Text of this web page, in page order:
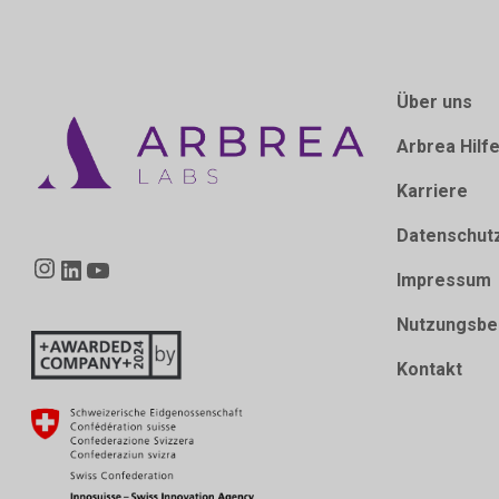
Instagram
LinkedIn
Über uns
Arbrea
Karriere
Impressum
Kontakt